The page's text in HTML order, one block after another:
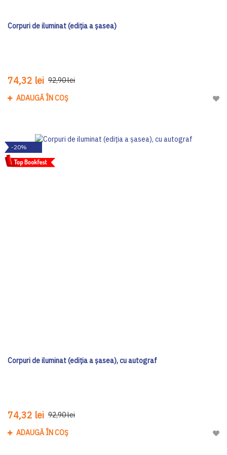
Corpuri de iluminat (ediția a șasea)
74,32 lei 92,90 lei
ADAUGĂ ÎN COȘ
-20%
Corpuri de iluminat (ediția a șasea), cu autograf
74,32 lei 92,90 lei
ADAUGĂ ÎN COȘ